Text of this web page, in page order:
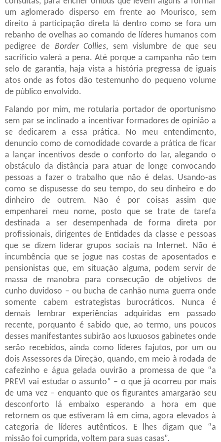
um aglomerado disperso em frente ao Mourisco, sem
direito à participação direta lá dentro como se fora um
rebanho de ovelhas ao comando de líderes humanos com
pedigree de Border Collies, sem vislumbre de que seu
sacrifício valerá a pena. Até porque a campanha não tem
selo de garantia, haja vista a história pregressa de iguais
atos onde as fotos dão testemunho do pequeno volume
de público envolvido.
Falando por mim, me rotularia portador de oportunismo
sem par se inclinado a incentivar formadores de opinião a
se dedicarem a essa prática. No meu entendimento,
denuncio como de comodidade covarde a prática de ficar
a lançar incentivos desde o conforto do lar, alegando o
obstáculo da distância para atuar de longe convocando
pessoas a fazer o trabalho que não é delas. Usando-as
como se dispusesse do seu tempo, do seu dinheiro e do
dinheiro de outrem. Não é por coisas assim que
empenharei meu nome, posto que se trate de tarefa
destinada a ser desempenhada de forma direta por
profissionais, dirigentes de Entidades da classe e pessoas
que se dizem liderar grupos sociais na Internet. Não é
incumbência que se jogue nas costas de aposentados e
pensionistas que, em situação alguma, podem servir de
massa de manobra para consecução de objetivos de
cunho duvidoso – ou bucha de canhão numa guerra onde
somente cabem estrategistas burocráticos. Nunca é
demais lembrar experiências adquiridas em passado
recente, porquanto é sabido que, ao termo, uns poucos
desses manifestantes subirão aos luxuosos gabinetes onde
serão recebidos, ainda como líderes fajutos, por um ou
dois Assessores da Direção, quando, em meio à rodada de
cafezinho e água gelada ouvirão a promessa de que “a
PREVI vai estudar o assunto” – o que já ocorreu por mais
de uma vez – enquanto que os figurantes amargarão seu
desconforto lá embaixo esperando a hora em que
retornem os que estiveram lá em cima, agora elevados à
categoria de líderes autênticos. E lhes digam que “a
missão foi cumprida, voltem para suas casas”.